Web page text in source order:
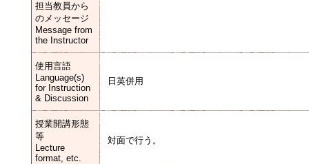
担当教員から
のメッセージ
Message from
the Instructor
使用言語
Language(s)
for Instruction
& Discussion
日英併用
授業開講形態
等
Lecture
format, etc.
対面で行う。